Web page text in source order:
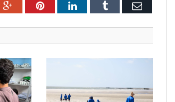
Google+PinterestLinkedInTumblr Email